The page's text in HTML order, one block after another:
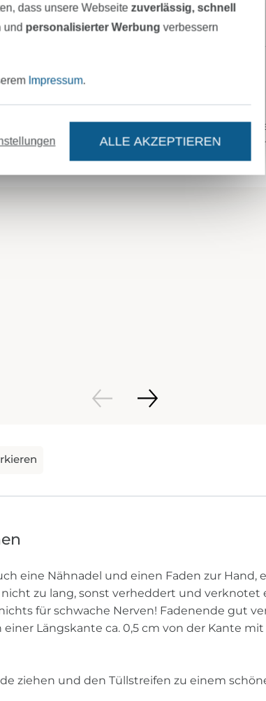
Tüll etwa 3 cm breite und 140 cm lange
4x gefaltet, damit das Schneiden schneller
eine Nähnadel und einen Faden zur Hand,
zu lang, sonst verheddert und verknotet
für schwache Nerven! Fadenende gut
einer Längskante ca. 0,5 cm von der Kante
ziehen und den Tüllstreifen zu einem
dass unsere Webseitezuverlässig, schnell
und personalisierter Werbung verbessern
Impressum.
ALLE AKZEPTIEREN